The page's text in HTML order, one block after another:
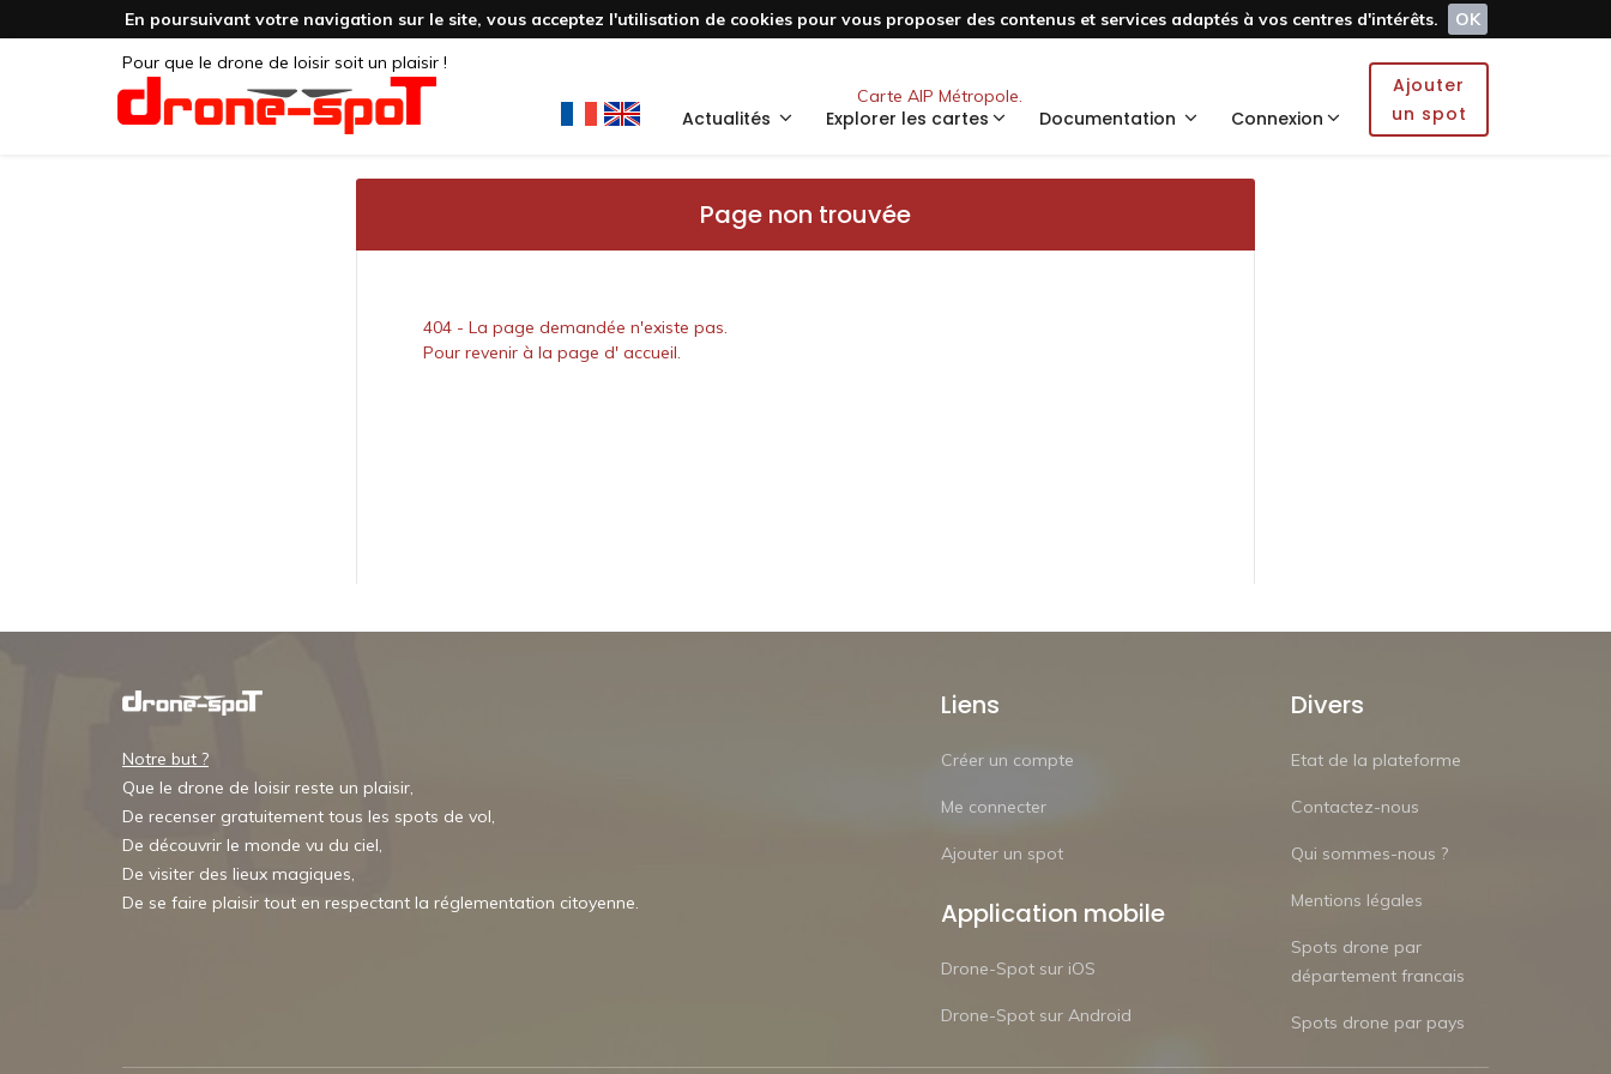
En poursuivant votre navigation sur le site, vous acceptez l'utilisation de cookies pour vous proposer des contenus et services adaptés à vos centres d'intérêts.
OK
Pour que le drone de loisir soit un plaisir !
Carte AIP Métropole.
Actualités Explorer les cartes Documentation Connexion
Ajouter
un spot
Page non trouvée
404 - La page demandée n'existe pas.
Pour revenir à la page d' accueil.
Notre but ?
Que le drone de loisir reste un plaisir,
De recenser gratuitement tous les spots de vol,
De découvrir le monde vu du ciel,
De visiter des lieux magiques,
De se faire plaisir tout en respectant la réglementation citoyenne.
Liens
Créer un compte
Me connecter
Ajouter un spot
Application mobile
Drone-Spot sur iOS
Drone-Spot sur Android
Divers
Etat de la plateforme
Contactez-nous
Qui sommes-nous ?
Mentions légales
Spots drone par
département francais
Spots drone par pays